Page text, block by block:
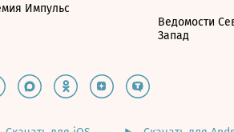
Импульс
Ведомости
Запад